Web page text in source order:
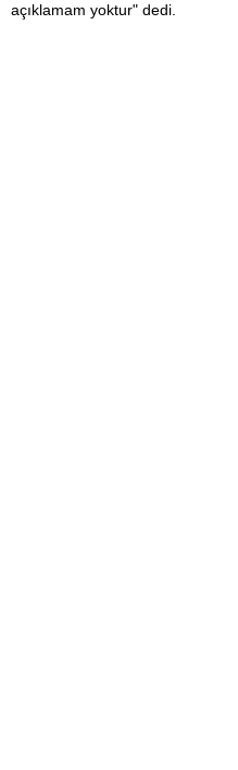
açıklamam yoktur" dedi.